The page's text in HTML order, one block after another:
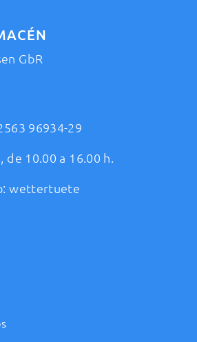
GbR
96934-29
de 10.00 a 16.00 h.
wettertuete